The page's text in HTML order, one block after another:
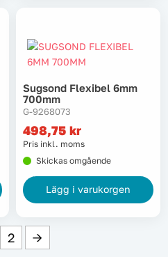
Sugsond Flexibel 6mm
700mm
G-9268073
498,75 kr
Pris inkl. moms
Skickas omgående
Lägg i varukorgen
2 →